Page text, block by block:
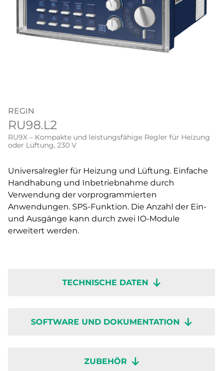
REGIN
RU98.L2
RU9X – Kompakte und leistungsfähige Regler für Heizung
oder Lüftung, 230 V
Universalregler für Heizung und Lüftung. Einfache
Handhabung und Inbetriebnahme durch
Verwendung der vorprogrammierten
Anwendungen. SPS-Funktion. Die Anzahl der Ein-
und Ausgänge kann durch zwei IO-Module
erweitert werden.
TECHNISCHE DATEN
SOFTWARE UND DOKUMENTATION
ZUBEHÖR